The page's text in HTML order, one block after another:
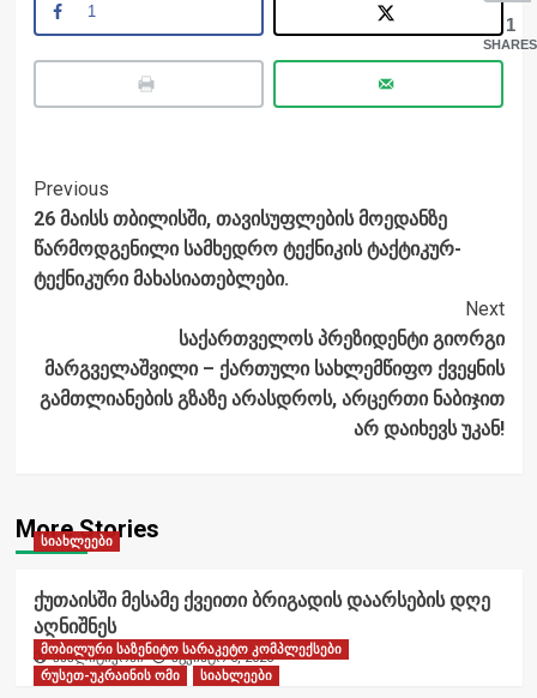
1
Post
Navigation
Previous
26 მაისს თბილისში, თავისუფლების მოედანზე
წარმოდგენილი სამხედრო ტექნიკის ტაქტიკურ-
ტექნიკური მახასიათებლები.
Next
საქართველოს პრეზიდენტი გიორგი
მარგველაშვილი – ქართული სახლემწიფო ქვეყნის
გამთლიანების გზაზე არასდროს, არცერთი ნაბიჯით
არ დაიხევს უკან!
More Stories
სიახლეები
ქუთაისში მესამე ქვეითი ბრიგადის დაარსების დღე
აღნიშნეს
ანალიტიკოსი აგვისტო 6, 2026
მობილური საზენიტო სარაკეტო კომპლექსები
რუსეთ-უკრაინის ომი
სიახლეები
1
SHARES